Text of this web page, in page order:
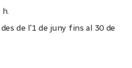
de l'1 de juny fins al 30 de